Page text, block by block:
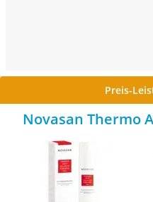
Preis-
Novasan Thermo